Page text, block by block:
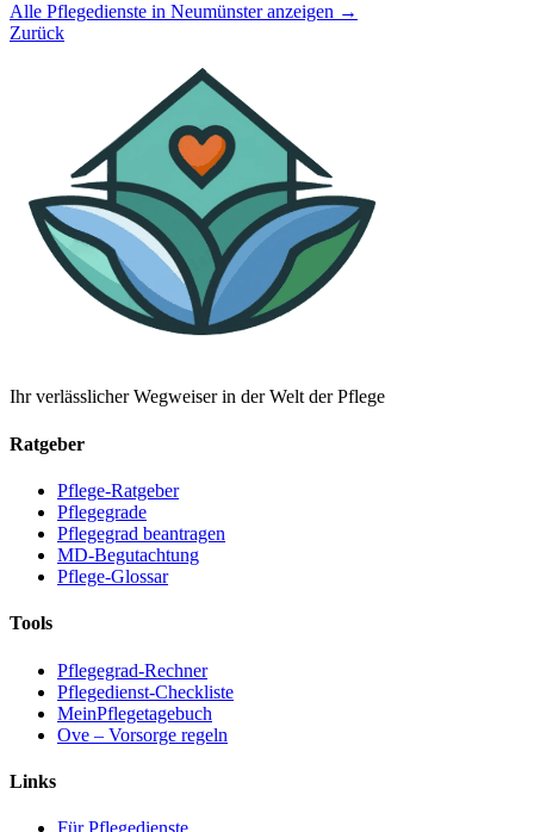
Alle Pflegedienste in Neumünster anzeigen →
Zurück
Ihr verlässlicher Wegweiser in der Welt der Pflege
Ratgeber
Pflege-Ratgeber
Pflegegrade
Pflegegrad beantragen
MD-Begutachtung
Pflege-Glossar
Tools
Pflegegrad-Rechner
Pflegedienst-Checkliste
MeinPflegetagebuch
Ove – Vorsorge regeln
Links
Für Pflegedienste